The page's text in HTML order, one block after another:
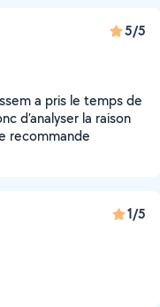
5/5
a pris le temps de
d’analyser la raison
recommande
1/5